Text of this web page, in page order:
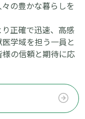
の豊かな暮らしを
正確で迅速、高感
学域を担う一員と
の信頼と期待に応